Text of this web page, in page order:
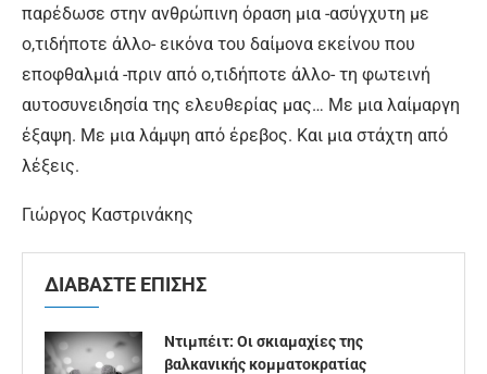
παρέδωσε στην ανθρώπινη όραση μια -ασύγχυτη με
ο,τιδήποτε άλλο- εικόνα του δαίμονα εκείνου που
εποφθαλμιά -πριν από ο,τιδήποτε άλλο- τη φωτεινή
αυτοσυνειδησία της ελευθερίας μας… Με μια λαίμαργη
έξαψη. Με μια λάμψη από έρεβος. Και μια στάχτη από
λέξεις.
Γιώργος Καστρινάκης
ΔΙΑΒΑΣΤΕ ΕΠΙΣΗΣ
Ντιμπέιτ: Οι σκιαμαχίες της
βαλκανικής κομματοκρατίας